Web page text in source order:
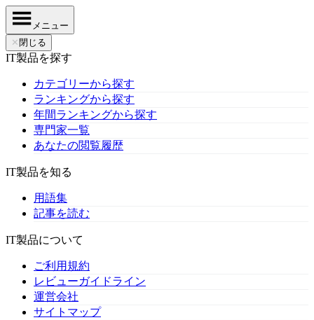
メニュー
✕ 閉じる
IT製品を探す
カテゴリーから探す
ランキングから探す
年間ランキングから探す
専門家一覧
あなたの閲覧履歴
IT製品を知る
用語集
記事を読む
IT製品について
ご利用規約
レビューガイドライン
運営会社
サイトマップ